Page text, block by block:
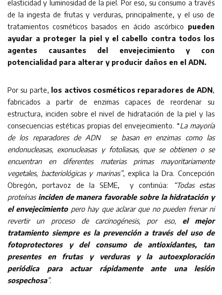
elasticidad y luminosidad de la piel. Por eso, su consumo a través
de la ingesta de frutas y verduras, principalmente, y el uso de
tratamientos cosméticos basados en ácido ascórbico pueden
ayudar a proteger la piel y el cabello contra todos los
agentes causantes del envejecimiento y con
potencialidad para alterar y producir daños en el ADN.
Por su parte, los activos cosméticos reparadores de ADN,
fabricados a partir de enzimas capaces de reordenar su
estructura, inciden sobre el nivel de hidratación de la piel y las
consecuencias estéticas propias del envejecimiento. “La mayoría
de los reparadores de ADN se basan en enzimas como las
endonucleasas, exonucleasas y fotoliasas, que se obtienen o se
encuentran en diferentes materias primas mayoritariamente
vegetales, bacteriológicas y marinas”, explica la Dra. Concepción
Obregón, portavoz de la SEME, y continúa:
“Todas estas
proteínas inciden de manera favorable sobre la hidratación y
el envejecimientopero hay que aclarar que no pueden frenar ni
revertir un proceso de carcinogénesis, por eso, el mejor
tratamiento siempre es la prevención a través del uso de
fotoprotectores y del consumo de antioxidantes, tan
presentes en frutas y verduras y la autoexploración
periódica para actuar rápidamente ante una lesión
sospechosa”.